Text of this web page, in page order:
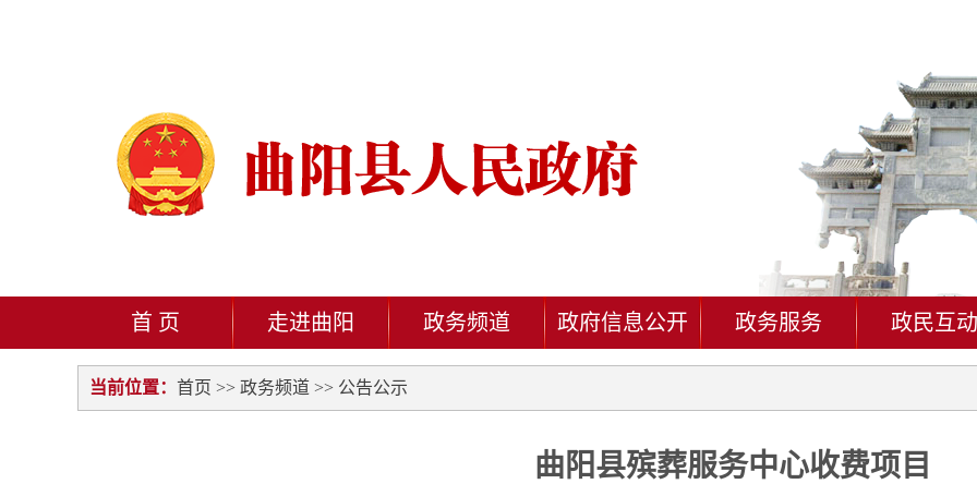
首 页 走进曲阳 政务频道 政府信息公开 政务服务 政民互动
当前位置： 首页 >> 政务频道 >> 公告公示
曲阳县殡葬服务中心收费项目